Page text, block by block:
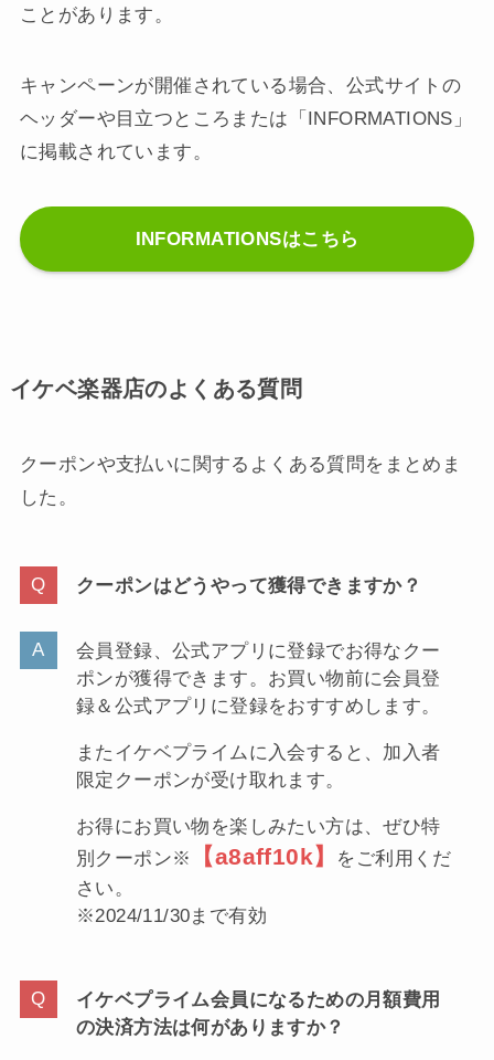
ことがあります。
キャンペーンが開催されている場合、公式サイトの
ヘッダーや目立つところまたは「INFORMATIONS」
に掲載されています。
INFORMATIONSはこちら
イケベ楽器店のよくある質問
クーポンや支払いに関するよくある質問をまとめま
した。
クーポンはどうやって獲得できますか？
会員登録、公式アプリに登録でお得なクー
ポンが獲得できます。お買い物前に会員登
録＆公式アプリに登録をおすすめします。
またイケベプライムに入会すると、加入者
限定クーポンが受け取れます。
お得にお買い物を楽しみたい方は、ぜひ特
別クーポン※
【a8aff10k】
をご利用くだ
さい。
※2024/11/30まで有効
イケベプライム会員になるための月額費用
の決済方法は何がありますか？